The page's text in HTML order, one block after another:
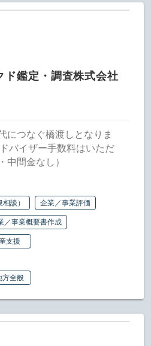
ド鑑定・調査株式会社
につなぐ橋渡しとなりま
バイザー手数料はいただ
中間金なし）
談）
企業／事業評価
／事業概要書作成
支援
方全般